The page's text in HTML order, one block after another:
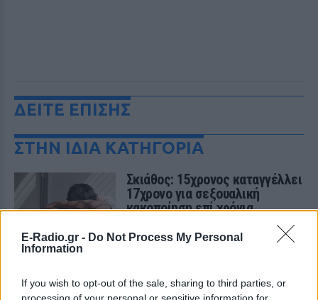
E-Radio.gr - Do Not Process My Personal
Information
If you wish to opt-out of the sale, sharing to third parties, or
ΔΕΙΤΕ ΕΠΙΣΗΣ
ΣΤΗΝ ΙΔΙΑ ΚΑΤΗΓΟΡΙΑ
Σκιάθος: 15χρονος καταγγέλλει
17χρονο για σεξουαλική
κακοποίηση επί χρόνια
Η υπόθεση αποκαλύφθηκε όταν ο
Σκιάθου στις 8 Αυγούστου - δικογραφία
έχει ήδη σχηματιστεί.